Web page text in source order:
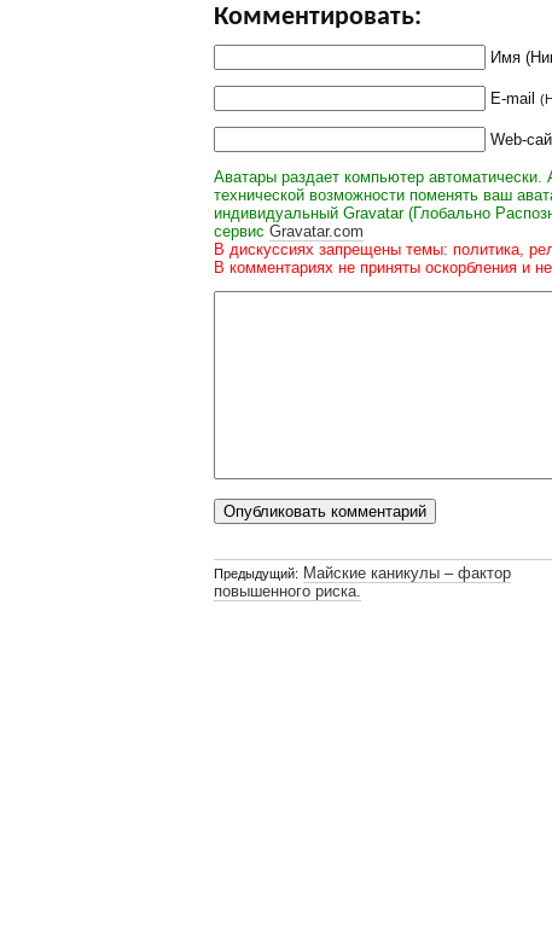
Комментировать:
Имя
E-mail
Web-
Аватары раздает компьютер автоматически.
технической возможности поменять ваш
индивидуальный Gravatar (Глобально
сервис Gravatar.com
В дискуссиях запрещены темы: политика,
В комментариях не приняты оскорбления и
Предыдущий: Майские каникулы – фактор
повышенного риска.